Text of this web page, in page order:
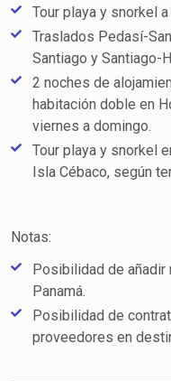
Tour playa y snorkel
Traslados Pedasí-
Santiago y Santiago-
2 noches de
habitación doble en
viernes a domingo.
Tour playa y snorkel
Isla Cébaco, según
Notas:
Posibilidad de añadir
Panamá.
Posibilidad de
proveedores en